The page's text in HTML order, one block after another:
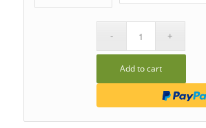
Add to cart